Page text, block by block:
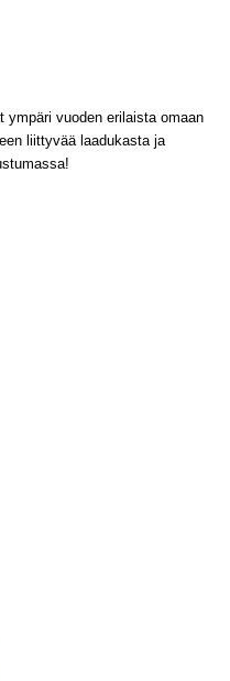
vuoden erilaista omaan
liittyvää laadukasta ja